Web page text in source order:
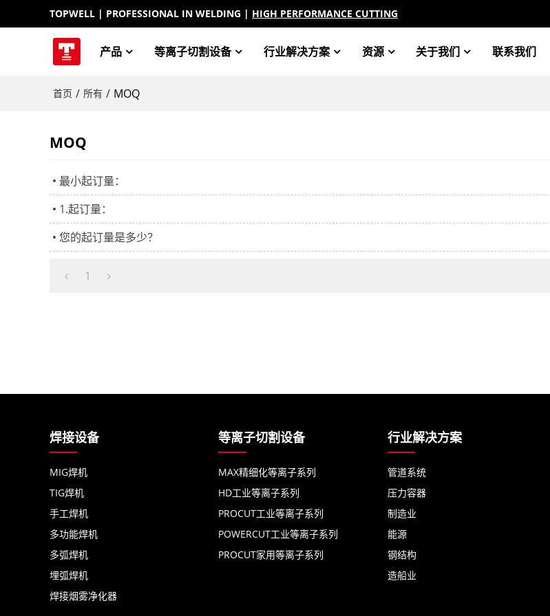
TOPWELL | PROFESSIONAL IN WELDING | HIGH PERFORMANCE CUTTING
产品 等离子切割设备 行业解决方案 资源 关于我们 联系我们
首页 / 所有 / MOQ
MOQ
最小起订量：
1.起订量：
您的起订量是多少？
1
焊接设备
MIG焊机
TIG焊机
手工焊机
多功能焊机
多弧焊机
埋弧焊机
焊接烟雾净化器
等离子切割设备
MAX精细化等离子系列
HD工业等离子系列
PROCUT工业等离子系列
POWERCUT工业等离子系列
PROCUT家用等离子系列
行业解决方案
管道系统
压力容器
制造业
能源
钢结构
造船业